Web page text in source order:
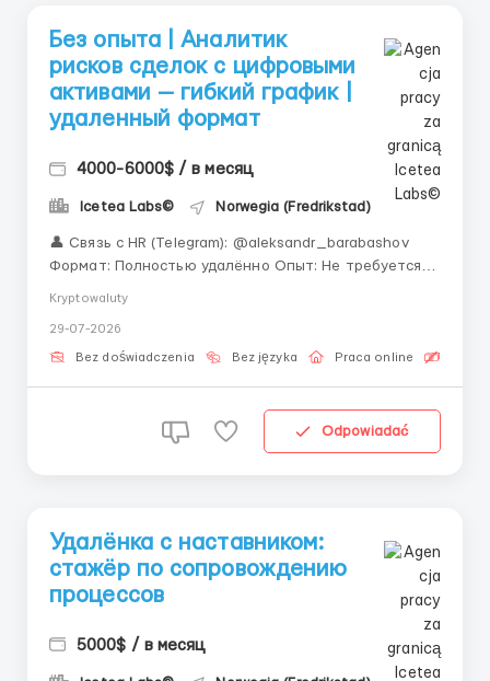
Без опыта | Аналитик
рисков сделок с цифровыми
активами — гибкий график |
удаленный формат
4000-6000$ / в месяц
Icetea Labs© Norwegia (Fredrikstad)
👤 Связь с HR (Telegram): @aleksandr_barabashov
Формат: Полностью удалённо Опыт: Не требуется —
криптовалютных биржах растёт каждый квартал.
Для обработки миллионов еже...
Kryptowaluty
29-07-2026
Bez doświadczenia Bez języka Praca online
Odpowiadać
Удалёнка с наставником:
стажёр по сопровождению
процессов
5000$ / в месяц